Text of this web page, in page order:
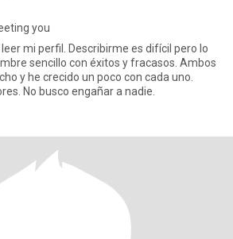
you
mi perfil. Describirme es difícil pero lo
sencillo con éxitos y fracasos. Ambos
y he crecido un poco con cada uno.
No busco engañar a nadie.